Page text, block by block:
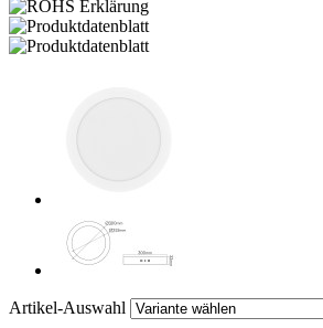
Artikel-Auswahl